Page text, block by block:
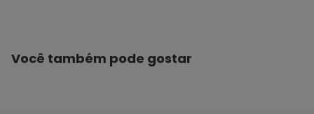
Você também pode gostar